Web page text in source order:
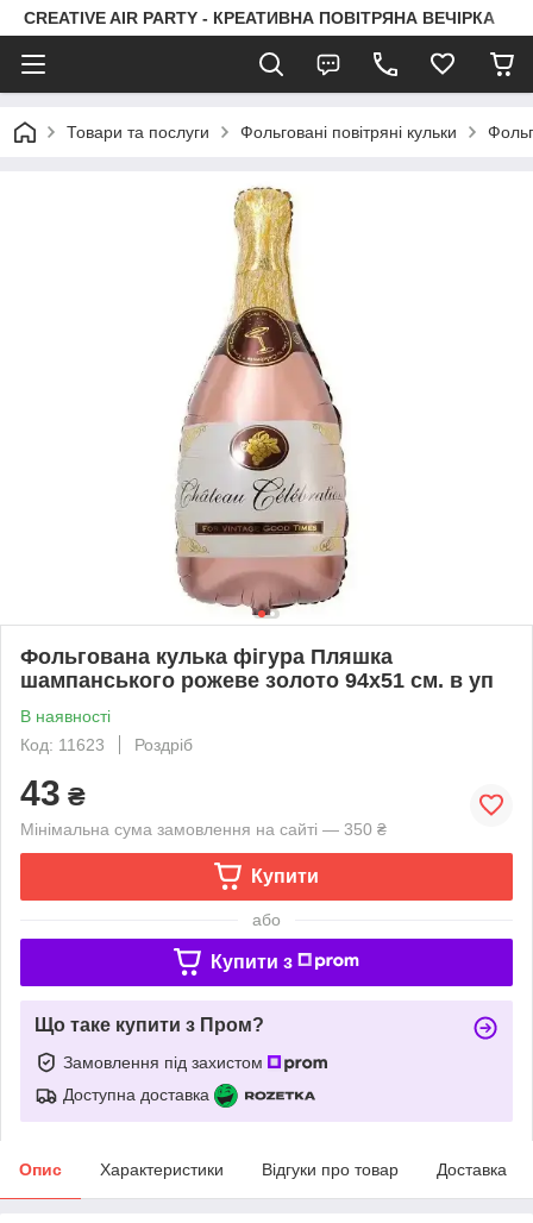
CREATIVE AIR PARTY - КРЕАТИВНА ПОВІТРЯНА ВЕЧІРКА
Товари та послуги Фольговані повітряні кульки
Фольгована кулька фігура Пляшка
шампанського рожеве золото 94х51 см. в уп
В наявності
Код: 11623
Роздріб
43 ₴
Мінімальна сума замовлення на сайті — 350 ₴
Купити
або
Купити з
Що таке купити з Пром?
Замовлення під захистом
Доступна доставка
Опис Характеристики Відгуки про товар Доставка